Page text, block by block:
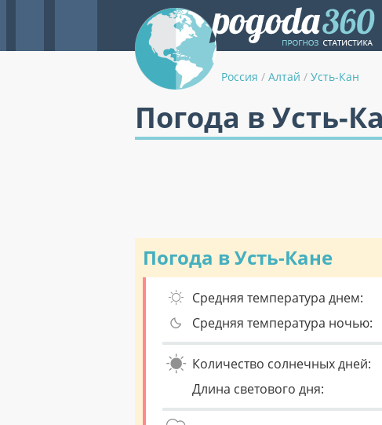
Россия / Алтай / Усть-Кан
Погода в Усть-
Погода в Усть-Кане
Средняя температура днем:
Средняя температура ночью:
Количество солнечных дней:
Длина светового дня: